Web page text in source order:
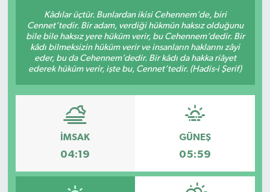
Kâdılar üçtür. Bunlardan ikisi Cehennem’de, biri
Cennet’tedir. Bir adam, verdiği hükmün haksız olduğunu
bile bile haksız yere hüküm verir, bu Cehennem’dedir. Bir
kâdı bilmeksizin hüküm verir ve insanların haklarını zâyi
eder, bu da Cehennem’dedir. Bir kâdı da hakka riâyet
ederek hüküm verir, işte bu, Cennet’tedir. (Hadis-i Şerif)
İMSAK
04:19
GÜNEŞ
05:59
Resmi İlanlar
Spor
Teknoloji
Tatil ve Seyahat
Çevre
Haber Arşivi